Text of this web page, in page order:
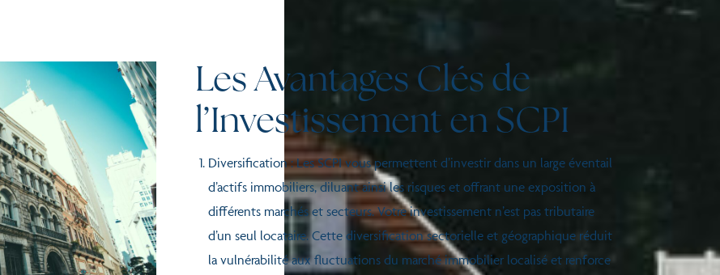
Les Avantages Clés de
l’Investissement en SCPI
Diversification : Les SCPI vous permettent d’investir dans un large éventail
d’actifs immobiliers, diluant ainsi les risques et offrant une exposition à
différents marchés et secteurs. Votre investissement n’est pas tributaire
d’un seul locataire. Cette diversification sectorielle et géographique réduit
la vulnérabilité aux fluctuations du marché immobilier localisé et renforce